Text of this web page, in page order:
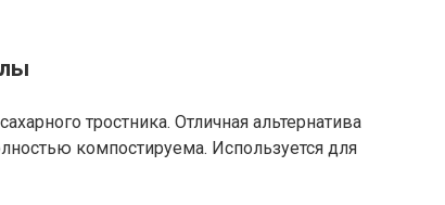
тростника. Отличная альтернатива
компостируема. Используется для